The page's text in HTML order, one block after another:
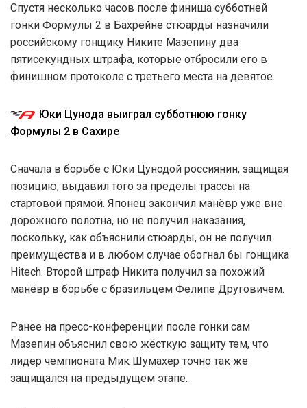
Спустя несколько часов после финиша субботней
гонки Формулы 2 в Бахрейне стюарды назначили
российскому гонщику Никите Мазепину два
пятисекундных штрафа, которые отбросили его в
финишном протоколе с третьего места на девятое.
Юки Цунода выиграл субботнюю гонку
Формулы 2 в Сахире
Сначала в борьбе с Юки Цунодой россиянин, защищая
позицию, выдавил того за пределы трассы на
стартовой прямой. Японец закончил манёвр уже вне
дорожного полотна, но не получил наказания,
поскольку, как объяснили стюарды, он не получил
преимущества и в любом случае обогнал бы гонщика
Hitech. Второй штраф Никита получил за похожий
манёвр в борьбе с бразильцем Фелипе Друговичем.
Ранее на пресс-конференции после гонки сам
Мазепин объяснил свою жёсткую защиту тем, что
лидер чемпионата Мик Шумахер точно так же
защищался на предыдущем этапе.